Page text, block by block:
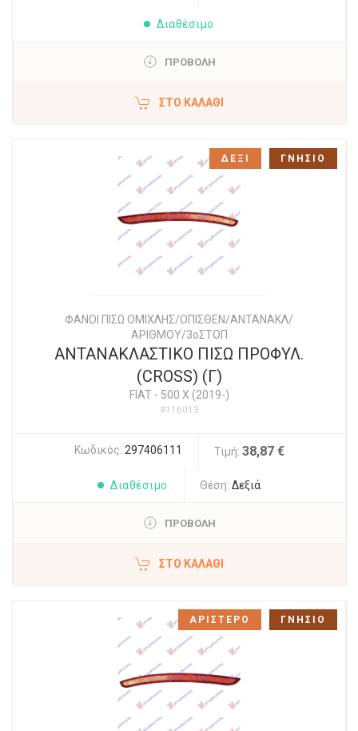
Διαθέσιμο
ΠΡΟΒΟΛΗ
ΣΤΟ ΚΑΛΆΘΙ
ΦΑΝΟΙ ΠΙΣΩ ΟΜΙΧΛΗΣ/ΟΠΙΣΘΕΝ/ΑΝΤΑΝΑΚΛ/
ΑΡΙΘΜΟΥ/3οΣΤΟΠ
ΑΝΤΑΝΑΚΛΑΣΤΙΚΟ ΠΙΣΩ ΠΡΟΦΥΛ.
(CROSS) (Γ)
FIAT- 500 X (2019-)
#116013
Κωδικός: 297406111 Τιμή: 38,87 €
Διαθέσιμο Θέση: Δεξιά
ΠΡΟΒΟΛΗ
ΣΤΟ ΚΑΛΆΘΙ
ΔΕΞΙ ΓΝΗΣΙΟ
ΑΡΙΣΤΕΡΟ ΓΝΗΣΙΟ